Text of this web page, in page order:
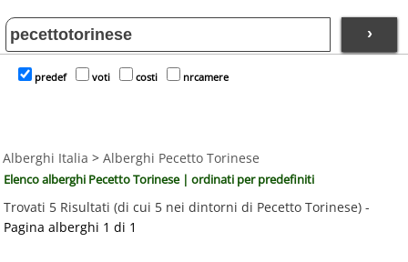
›
predef voti costi nrcamere
Alberghi Italia > Alberghi Pecetto Torinese
Elenco alberghi Pecetto Torinese | ordinati per predefiniti
Trovati 5 Risultati (di cui 5 nei dintorni di Pecetto Torinese) -
Pagina alberghi 1 di 1